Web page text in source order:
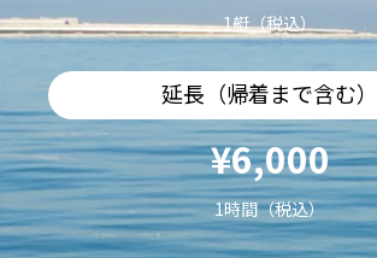
1艇（税込）
延長（帰着まで含む）
¥6,000
1時間（税込）